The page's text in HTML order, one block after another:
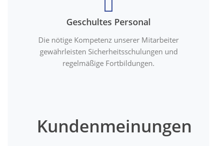
Geschultes Personal
Die nötige Kompetenz unserer Mitarbeiter
gewährleisten Sicherheitsschulungen und
regelmäßige Fortbildungen.
Kundenmeinungen